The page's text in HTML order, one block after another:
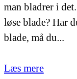
man bladrer i
løse blade? Har
blade, må du...
Læs mere